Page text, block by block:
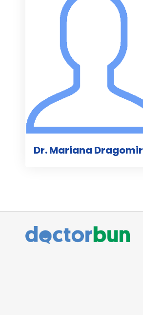
Dr. Mariana Dragomir